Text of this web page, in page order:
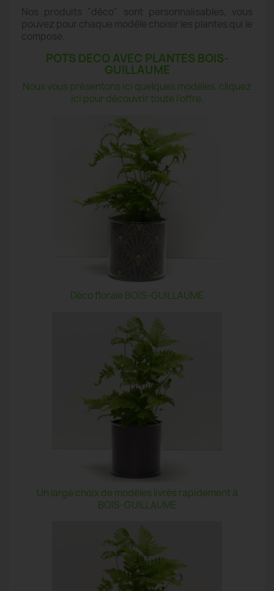
Nos produits "déco" sont personnalisables, vous
pouvez pour chaque modèle choisir les plantes qui le
compose.
POTS DECO AVEC PLANTES BOIS-
GUILLAUME
Nous vous présentons ici quelques modèles, cliquez
ici pour découvrir toute l'offre.
Déco florale BOIS-GUILLAUME
Un large choix de modèles livrés rapidement à
BOIS-GUILLAUME